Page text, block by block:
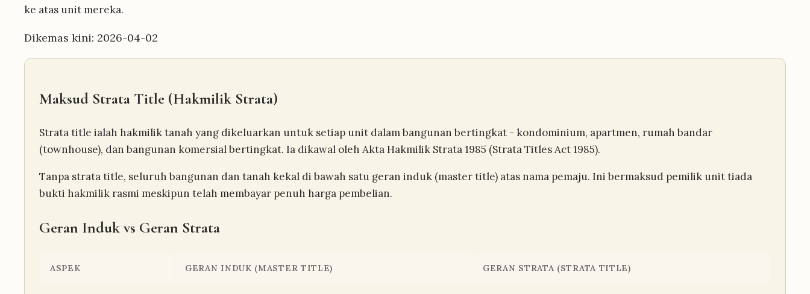
ke atas unit mereka.
Dikemas kini: 2026-04-02
Maksud Strata Title (Hakmilik Strata)
Strata title ialah hakmilik tanah yang dikeluarkan untuk setiap unit dalam bangunan bertingkat - kondominium, apartmen, rumah bandar
(townhouse), dan bangunan komersial bertingkat. Ia dikawal oleh Akta Hakmilik Strata 1985 (Strata Titles Act 1985).
Tanpa strata title, seluruh bangunan dan tanah kekal di bawah satu geran induk (master title) atas nama pemaju. Ini bermaksud pemilik unit tiada
bukti hakmilik rasmi meskipun telah membayar penuh harga pembelian.
Geran Induk vs Geran Strata
ASPEK GERAN INDUK (MASTER TITLE) GERAN STRATA (STRATA TITLE)